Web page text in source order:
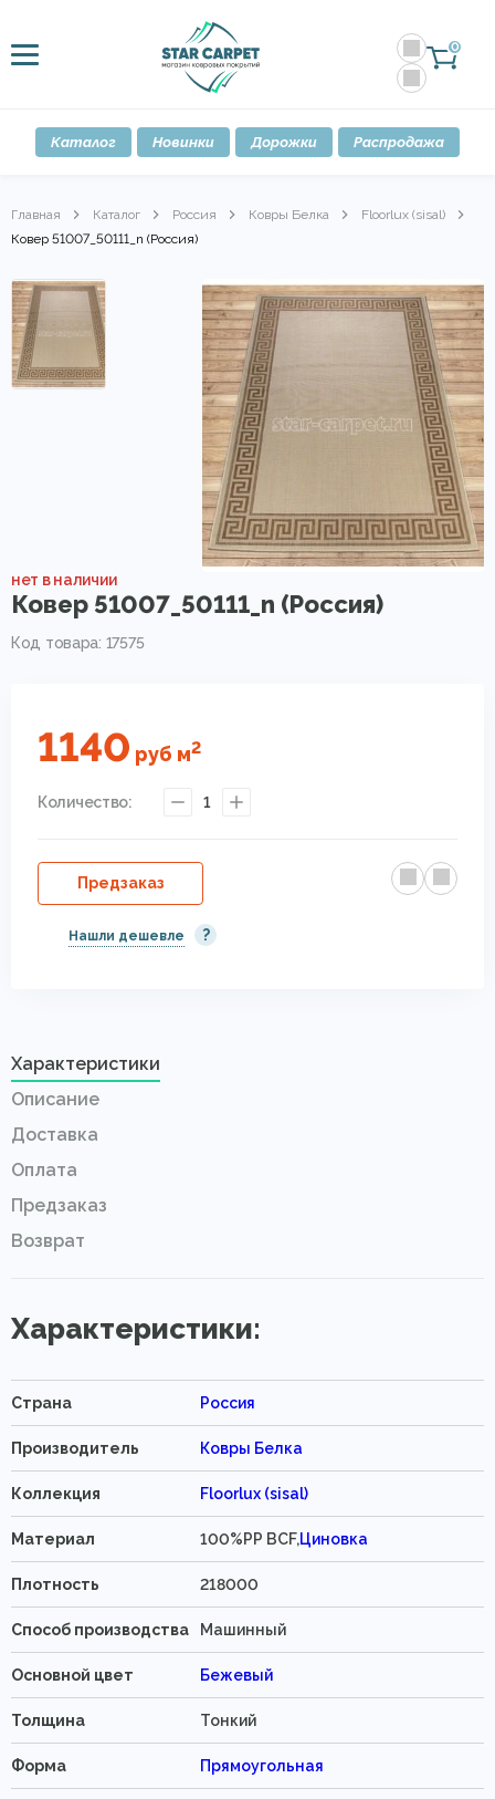
0
Каталог Новинки Дорожки Распродажа
Главная Каталог Россия Ковры Белка
Floorlux (sisal)
Ковер 51007_50111_n (Россия)
нет в наличии
Ковер 51007_50111_n (Россия)
Код товара: 17575
1140 руб м2
Количество: 1
Предзаказ
Нашли дешевле ?
Характеристики
Описание
Доставка
Оплата
Предзаказ
Возврат
Характеристики:
Страна Россия
Производитель Ковры Белка
Коллекция Floorlux (sisal)
Материал 100%PP BCF,Циновка
Плотность 218000
Способ производства Машинный
Основной цвет Бежевый
Толщина Тонкий
Форма Прямоугольная